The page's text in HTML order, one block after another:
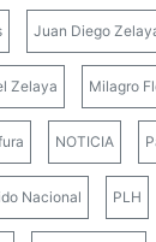
Juan Diego
Zelaya Milagro
NOTICIA
Nacional PLH